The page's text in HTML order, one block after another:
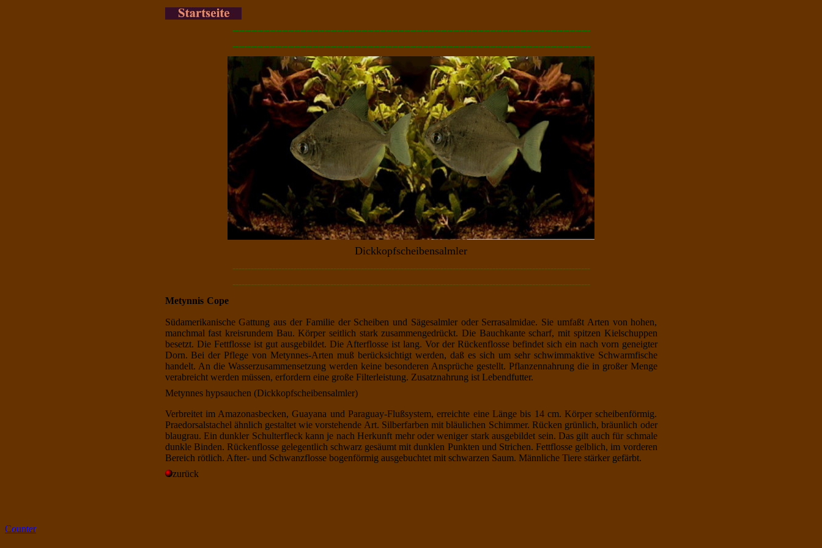
---------------------------------------------------------------------------------------------------------------------
---------------------------------------------------------------------------------------------------------------------
Dickkopfscheibensalmler
---------------------------------------------------------------------------------------------------------------------
---------------------------------------------------------------------------------------------------------------------
Metynnis Cope
Südamerikanische Gattung aus der Familie der Scheiben und Sägesalmler oder Serrasalmidae. Sie umfaßt Arten von hohen,
manchmal fast kreisrundem Bau. Körper seitlich stark zusammengedrückt. Die Bauchkante scharf, mit spitzen Kielschuppen
besetzt. Die Fettflosse ist gut ausgebildet. Die Afterflosse ist lang. Vor der Rückenflosse befindet sich ein nach vorn geneigter
Dorn. Bei der Pflege von Metynnes-Arten muß berücksichtigt werden, daß es sich um sehr schwimmaktive Schwarmfische
handelt. An die Wasserzusammensetzung werden keine besonderen Ansprüche gestellt. Pflanzennahrung die in großer Menge
verabreicht werden müssen, erfordern eine große Filterleistung. Zusatznahrung ist Lebendfutter.
Metynnes hypsauchen (Dickkopfscheibensalmler)
Verbreitet im Amazonasbecken, Guayana und Paraguay-Flußsystem, erreichte eine Länge bis 14 cm. Körper scheibenförmig.
Praedorsalstachel ähnlich gestaltet wie vorstehende Art. Silberfarben mit bläulichen Schimmer. Rücken grünlich, bräunlich oder
blaugrau. Ein dunkler Schulterfleck kann je nach Herkunft mehr oder weniger stark ausgebildet sein. Das gilt auch für schmale
dunkle Binden. Rückenflosse gelegentlich schwarz gesäumt mit dunklen Punkten und Strichen. Fettflosse gelblich, im vorderen
Bereich rötlich. After- und Schwanzflosse bogenförmig ausgebuchtet mit schwarzen Saum. Männliche Tiere stärker gefärbt.
zurück
Counter